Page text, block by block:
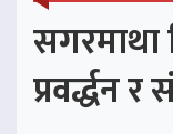
सगरमाथा
प्रवर्द्धन